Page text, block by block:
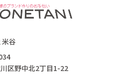
谷
区野中北2丁目1-22